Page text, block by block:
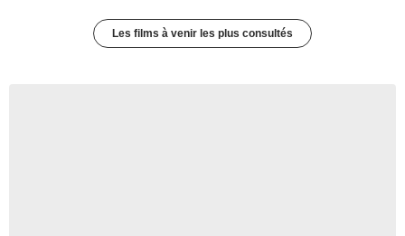
Les films à venir les plus consultés